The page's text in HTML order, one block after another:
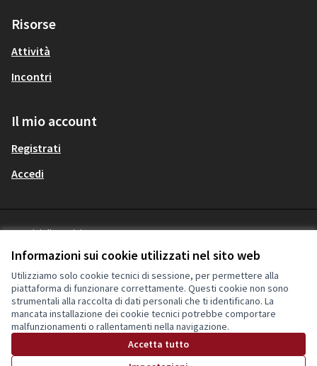
Informazioni sui cookie utilizzati nel sito web
Utilizziamo solo cookie tecnici di sessione, per permettere alla
piattaforma di funzionare correttamente. Questi cookie non sono
strumentali alla raccolta di dati personali che ti identificano. La
mancata installazione dei cookie tecnici potrebbe comportare
malfunzionamenti o rallentamenti nella navigazione.
Accetta tutto
Risorse
Attività
Incontri
Il mio account
Registrati
Accedi
Termini di servizio
Impostazioni dei cookie Choose languageScegli la lingua
(Collegamento esterno)
Sito web creato consoftware libero .
Licenza